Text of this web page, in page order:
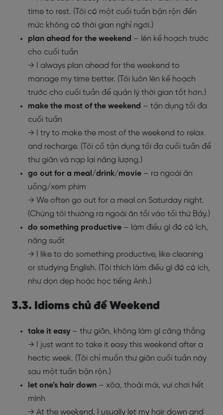
time to rest. (Tôi có một cuối tuần bận rộn đến
mức không có thời gian nghỉ ngơi.)
plan ahead for the weekend – lên kế hoạch trước
cho cuối tuần
→ I always plan ahead for the weekend to
manage my time better. (Tôi luôn lên kế hoạch
trước cho cuối tuần để quản lý thời gian tốt hơn.)
make the most of the weekend – tận dụng tối đa
cuối tuần
→ I try to make the most of the weekend to relax
and recharge. (Tôi cố tận dụng tối đa cuối tuần để
thư giãn và nạp lại năng lượng.)
go out for a meal/drink/movie – ra ngoài ăn
uống/xem phim
→ We often go out for a meal on Saturday night.
(Chúng tôi thường ra ngoài ăn tối vào tối thứ Bảy.)
do something productive – làm điều gì đó có ích,
năng suất
→ I like to do something productive, like cleaning
or studying English. (Tôi thích làm điều gì đó có ích,
như dọn dẹp hoặc học tiếng Anh.)
3.3. Idioms chủ đề Weekend
take it easy – thư giãn, không làm gì căng thẳng
→ I just want to take it easy this weekend after a
hectic week. (Tôi chỉ muốn thư giãn cuối tuần này
sau một tuần bận rộn.)
let one’s hair down – xõa, thoải mái, vui chơi hết
mình
→ At the weekend, I usually let my hair down and